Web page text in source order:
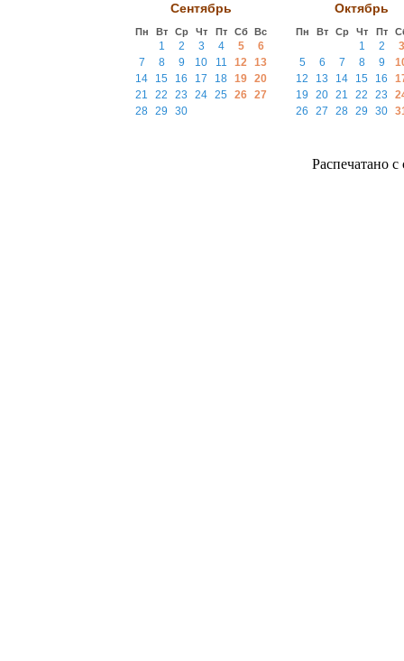
Сентябрь
Пн Вт Ср Чт Пт Сб Вс
1 2 3 4 5
6
7
8 9 10 11 12 13
14
15 16 17 18 19 20
21
22 23 24 25 26 27
28 29 30
Октябрь
Пн Вт Ср Чт Пт
1 2
3
5
6 7 8 9
12
13 14 15 16
19
20 21 22 23
26
27 28 29 30
Распечатано с